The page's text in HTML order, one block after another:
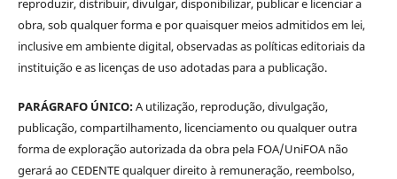
obra, sob qualquer forma e por quaisquer meios admitidos em lei,
inclusive em ambiente digital, observadas as políticas editoriais da
instituição e as licenças de uso adotadas para a publicação.
PARÁGRAFO ÚNICO:A utilização, reprodução, divulgação,
publicação, compartilhamento, licenciamento ou qualquer outra
forma de exploração autorizada da obra pela FOA/UniFOA não
gerará ao CEDENTE qualquer direito à remuneração, reembolso,